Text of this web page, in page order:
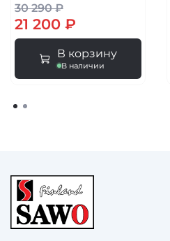
30 290 ₽
21 200 ₽
В корзину
В наличии